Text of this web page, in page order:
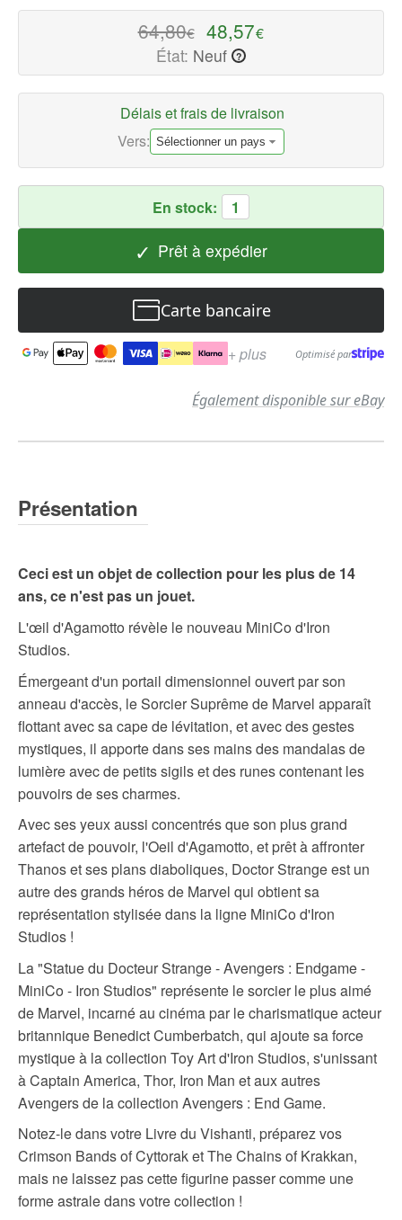
entier
64,80€ 48,57€
État: Neuf ?
Délais et frais de livraison
Vers:
En stock: 1
✓ Prêt à expédier
Carte bancaire
+ plus Optimisé par
Également disponible sur eBay
Présentation
Ceci est un objet de collection pour les plus de 14
ans, ce n'est pas un jouet.
L'œil d'Agamotto révèle le nouveau MiniCo d'Iron
Studios.
Émergeant d'un portail dimensionnel ouvert par son
anneau d'accès, le Sorcier Suprême de Marvel apparaît
flottant avec sa cape de lévitation, et avec des gestes
mystiques, il apporte dans ses mains des mandalas de
lumière avec de petits sigils et des runes contenant les
pouvoirs de ses charmes.
Avec ses yeux aussi concentrés que son plus grand
artefact de pouvoir, l'Oeil d'Agamotto, et prêt à affronter
Thanos et ses plans diaboliques, Doctor Strange est un
autre des grands héros de Marvel qui obtient sa
représentation stylisée dans la ligne MiniCo d'Iron
Studios !
La "Statue du Docteur Strange - Avengers : Endgame -
MiniCo - Iron Studios" représente le sorcier le plus aimé
de Marvel, incarné au cinéma par le charismatique acteur
britannique Benedict Cumberbatch, qui ajoute sa force
mystique à la collection Toy Art d'Iron Studios, s'unissant
à Captain America, Thor, Iron Man et aux autres
Avengers de la collection Avengers : End Game.
Notez-le dans votre Livre du Vishanti, préparez vos
Crimson Bands of Cyttorak et The Chains of Krakkan,
mais ne laissez pas cette figurine passer comme une
forme astrale dans votre collection !